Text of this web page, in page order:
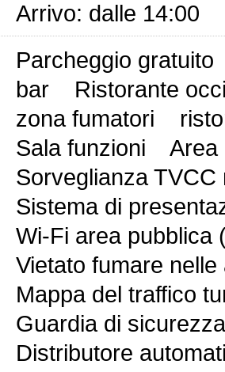
Arrivo: dalle 14:00
Parcheggio gratuito
bar
Ristorante
zona fumatori
Sala funzioni
Area
Sorveglianza
Sistema di
Wi-Fi area pubblica
Vietato fumare
Mappa del traffico
Guardia di sicurezza
Distributore